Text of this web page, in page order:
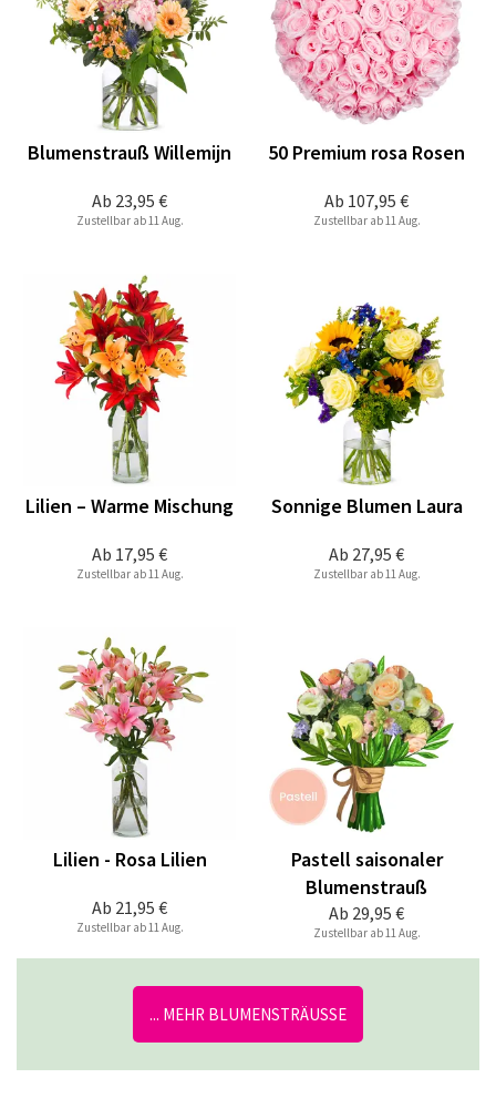
Ab 23,95 €
Blumenstrauß Willemijn
Zustellbar ab 11 Aug.
Ab 107,95 €
50 Premium rosa Rosen
Zustellbar ab 11 Aug.
Ab 17,95 €
Lilien – Warme Mischung
Zustellbar ab 11 Aug.
Ab 27,95 €
Sonnige Blumen Laura
Zustellbar ab 11 Aug.
Ab 21,95 €
Lilien - Rosa Lilien
Zustellbar ab 11 Aug.
Ab 29,95 €
Pastell saisonaler
Blumenstrauß
Zustellbar ab 11 Aug.
... MEHR BLUMENSTRÄUSSE